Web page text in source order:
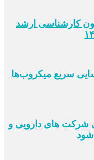
کارشناسی ارشد
سریع میکروب‌ها
شرکت های دارویی و